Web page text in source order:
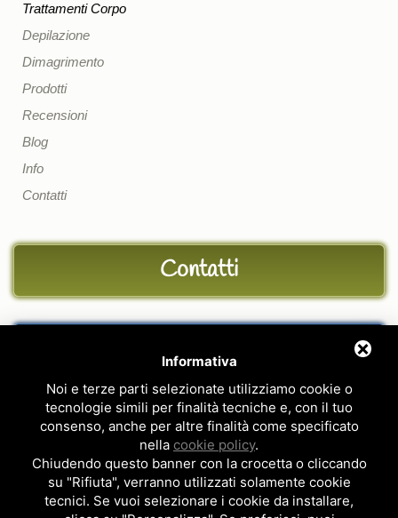
Trattamenti Corpo
Depilazione
Dimagrimento
Prodotti
Recensioni
Blog
Info
Contatti
Contatti
Feedback
Il nostro personale è a tua completa disposizione per fornirti tutte le informazioni di cui
necessiti.
Sito realizzato daTopsuimotori
Privacy Policy-Cookie Policy
Informativa
Noi e terze parti selezionate utilizziamo cookie o
tecnologie simili per finalità tecniche e, con il tuo
consenso, anche per altre finalità come specificato
nella cookie policy.
Chiudendo questo banner con la crocetta o cliccando
su "Rifiuta", verranno utilizzati solamente cookie
tecnici. Se vuoi selezionare i cookie da installare,